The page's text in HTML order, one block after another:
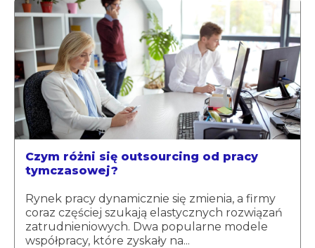
Czym różni się outsourcing od pracy
tymczasowej?
Rynek pracy dynamicznie się zmienia, a firmy
coraz częściej szukają elastycznych rozwiązań
zatrudnieniowych. Dwa popularne modele
współpracy, które zyskały na...